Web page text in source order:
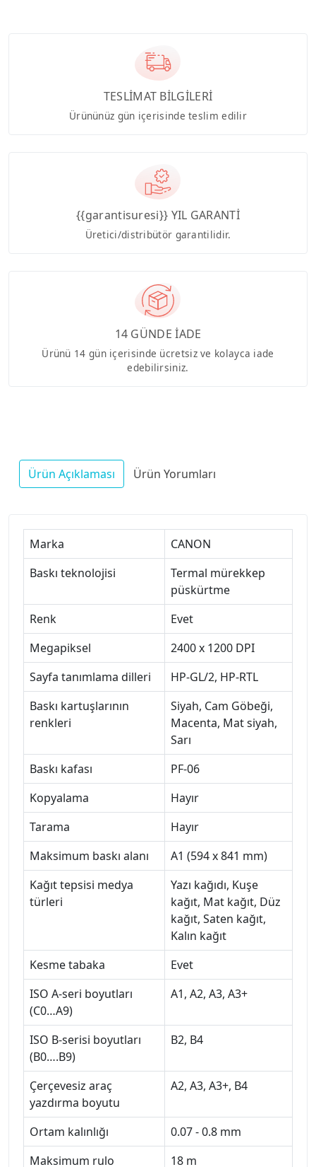
TESLİMAT BİLGİLERİ
Ürününüz gün içerisinde teslim edilir
{{garantisuresi}} YIL GARANTİ
Üretici/distribütör garantilidir.
14 GÜNDE İADE
Ürünü 14 gün içerisinde ücretsiz ve kolayca iade
edebilirsiniz.
Ürün Açıklaması Ürün Yorumları
Marka
CANON
Baskı teknolojisi
Termal mürekkep
püskürtme
Renk
Evet
Megapiksel
2400 x 1200 DPI
Sayfa tanımlama dilleri
HP-GL/2, HP-RTL
Baskı kartuşlarının
renkleri
Siyah, Cam Göbeği,
Macenta, Mat siyah,
Sarı
Baskı kafası
PF-06
Kopyalama
Hayır
Tarama
Hayır
Maksimum baskı alanı
A1 (594 x 841 mm)
Kağıt tepsisi medya
türleri
Yazı kağıdı, Kuşe
kağıt, Mat kağıt, Düz
kağıt, Saten kağıt,
Kalın kağıt
Kesme tabaka
Evet
ISO A-seri boyutları
(C0…A9)
A1, A2, A3, A3+
ISO B-serisi boyutları
(B0….B9)
B2, B4
Çerçevesiz araç
yazdırma boyutu
A2, A3, A3+, B4
Ortam kalınlığı
0.07 - 0.8 mm
Maksimum rulo
18 m